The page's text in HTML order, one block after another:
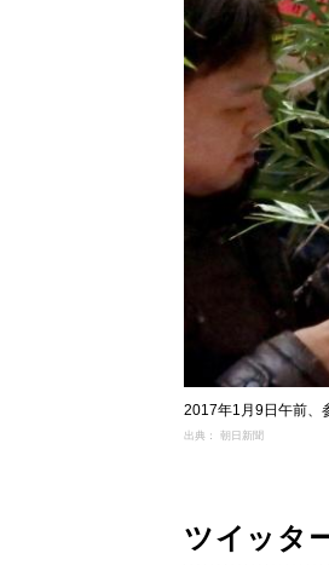
2017年1月9日午前、
出典： 朝日新聞
ツイッタ